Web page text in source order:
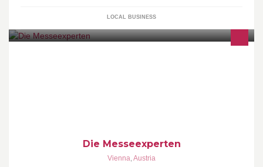
LOCAL BUSINESS
Die Messeexperten
Vienna,Austria